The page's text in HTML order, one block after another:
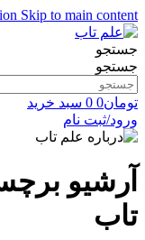
Skip to main content
جستجو
جستجو
تومان0
0 سبد خرید
ورود/ثبت نام
آرشیو
تاب